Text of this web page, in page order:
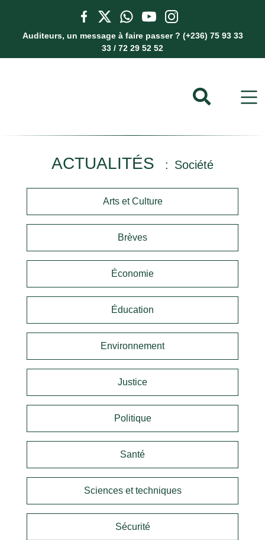
Auditeurs, un message à faire passer ? (+236) 75 93 33
33 / 72 29 52 52
ACTUALITÉS Société
Arts et Culture
Brèves
Économie
Éducation
Environnement
Justice
Politique
Santé
Sciences et techniques
Sécurité